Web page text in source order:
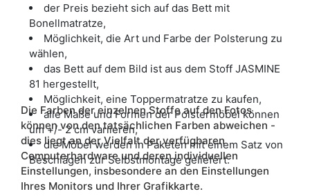
der Preis bezieht sich auf das Bett mit
Bonellmatratze,
Möglichkeit, die Art und Farbe der Polsterung zu
wählen,
das Bett auf dem Bild ist aus dem Stoff JASMINE
81 hergestellt,
Möglichkeit, eine Toppermatratze zu kaufen,
alle Maße und Formen der Polstermöbel können
um +/- 2 cm variieren,
die Möbel werden in Paketen mit einem Satz von
Beschlägen zur Selbstmontage geliefert.
Die Farben der einzelnen Stoffe auf den Fotos
können von den tatsächlichen Farben abweichen -
dies liegt an der Vielfalt der verfügbaren
Computerhardware und deren individuellen
Einstellungen, insbesondere an den Einstellungen
Ihres Monitors und Ihrer Grafikkarte.